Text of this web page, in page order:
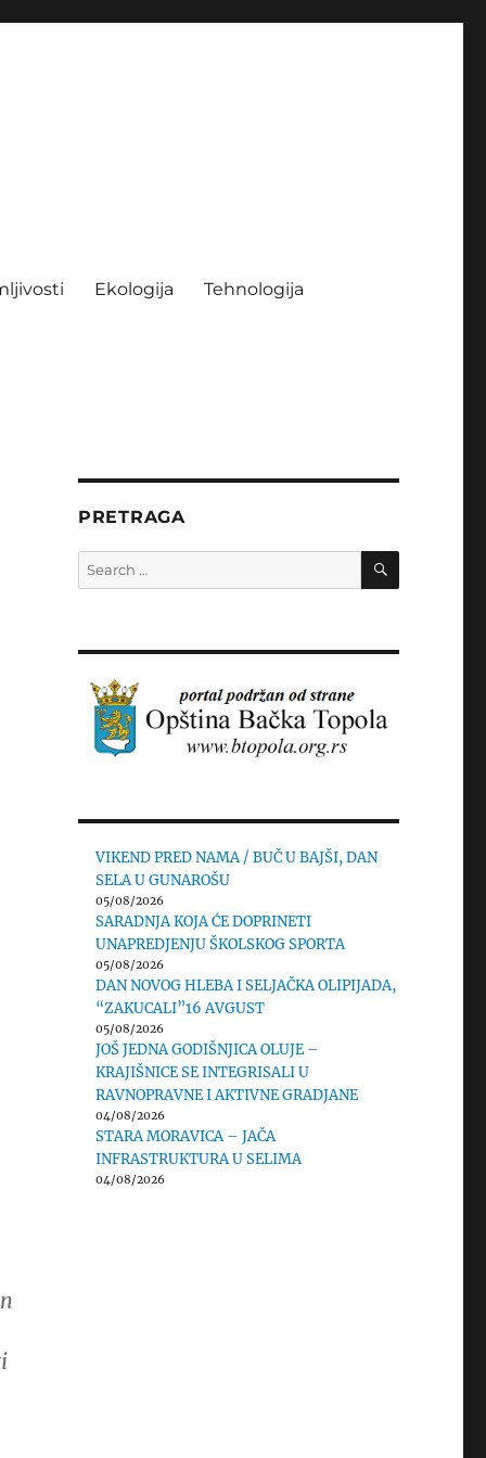
Ekologija Tehnologija
PRETRAGA
Search
for:
SEARCH
VIKEND PRED NAMA / BUČ U BAJŠI, DAN
SELA U GUNAROŠU
05/08/2026
SARADNJA KOJA ĆE DOPRINETI
UNAPREDJENJU ŠKOLSKOG SPORTA
05/08/2026
DAN NOVOG HLEBA I SELJAČKA OLIPIJADA,
“ZAKUCALI”16 AVGUST
05/08/2026
JOŠ JEDNA GODIŠNJICA OLUJE –
KRAJIŠNICE SE INTEGRISALI U
RAVNOPRAVNE I AKTIVNE GRADJANE
04/08/2026
STARA MORAVICA – JAČA
INFRASTRUKTURA U SELIMA
04/08/2026